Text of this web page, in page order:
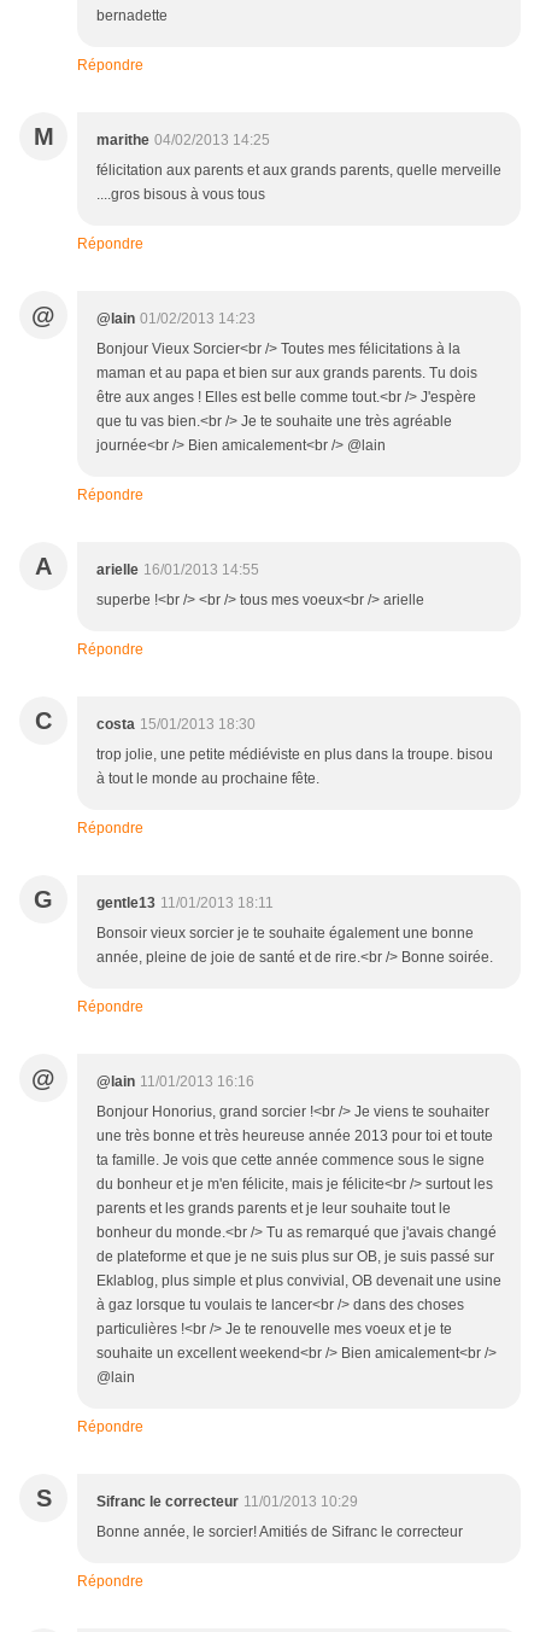
bernadette
Répondre
M marithe 04/02/2013 14:25
félicitation aux parents et aux grands parents, quelle merveille
....gros bisous à vous tous
Répondre
@ @lain 01/02/2013 14:23
Bonjour Vieux Sorcier<br /> Toutes mes félicitations à la
maman et au papa et bien sur aux grands parents. Tu dois
être aux anges ! Elles est belle comme tout.<br /> J'espère
que tu vas bien.<br /> Je te souhaite une très agréable
journée<br /> Bien amicalement<br /> @lain
Répondre
A arielle 16/01/2013 14:55
superbe !<br /> <br /> tous mes voeux<br /> arielle
Répondre
C costa 15/01/2013 18:30
trop jolie, une petite médiéviste en plus dans la troupe. bisou
à tout le monde au prochaine fête.
Répondre
G gentle13 11/01/2013 18:11
Bonsoir vieux sorcier je te souhaite également une bonne
année, pleine de joie de santé et de rire.<br /> Bonne soirée.
Répondre
@ @lain 11/01/2013 16:16
Bonjour Honorius, grand sorcier !<br /> Je viens te souhaiter
une très bonne et très heureuse année 2013 pour toi et toute
ta famille. Je vois que cette année commence sous le signe
du bonheur et je m'en félicite, mais je félicite<br /> surtout les
parents et les grands parents et je leur souhaite tout le
bonheur du monde.<br /> Tu as remarqué que j'avais changé
de plateforme et que je ne suis plus sur OB, je suis passé sur
Eklablog, plus simple et plus convivial, OB devenait une usine
à gaz lorsque tu voulais te lancer<br /> dans des choses
particulières !<br /> Je te renouvelle mes voeux et je te
souhaite un excellent weekend<br /> Bien amicalement<br />
@lain
Répondre
S Sifranc le correcteur 11/01/2013 10:29
Bonne année, le sorcier! Amitiés de Sifranc le correcteur
Répondre